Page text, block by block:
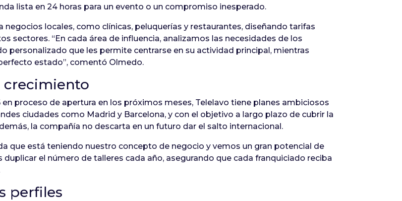
lista en 24 horas para un evento o un compromiso inesperado.
locales, como clínicas, peluquerías y restaurantes, diseñando tarifas
sectores. “En cada área de influencia, analizamos las necesidades de los
personalizado que les permite centrarse en su actividad principal, mientras
estado”, comentó Olmedo.
crecimiento
proceso de apertura en los próximos meses, Telelavo tiene planes ambiciosos
ciudades como Madrid y Barcelona, y con el objetivo a largo plazo de cubrir la
la compañía no descarta en un futuro dar el salto internacional.
que está teniendo nuestro concepto de negocio y vemos un gran potencial de
el número de talleres cada año, asegurando que cada franquiciado reciba
perfiles